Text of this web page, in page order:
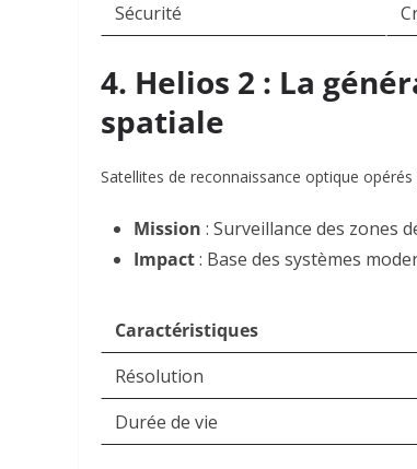
Sécurité
4. Helios 2 : La
spatiale
Satellites de reconnaissance optique opérés
Mission : Surveillance des zones
Impact: Base des systèmes
Caractéristiques
Résolution
Durée de vie